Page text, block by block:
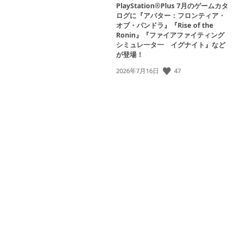
PlayStation®Plus 7月のゲームカタ
ログに『アバター：フロンティア・
オブ・パンドラ』『Rise of the
Ronin』『ファイアファイティング
シミュレ一タ一 イグナイト』など
が登場！
公
2026年7月16日 47